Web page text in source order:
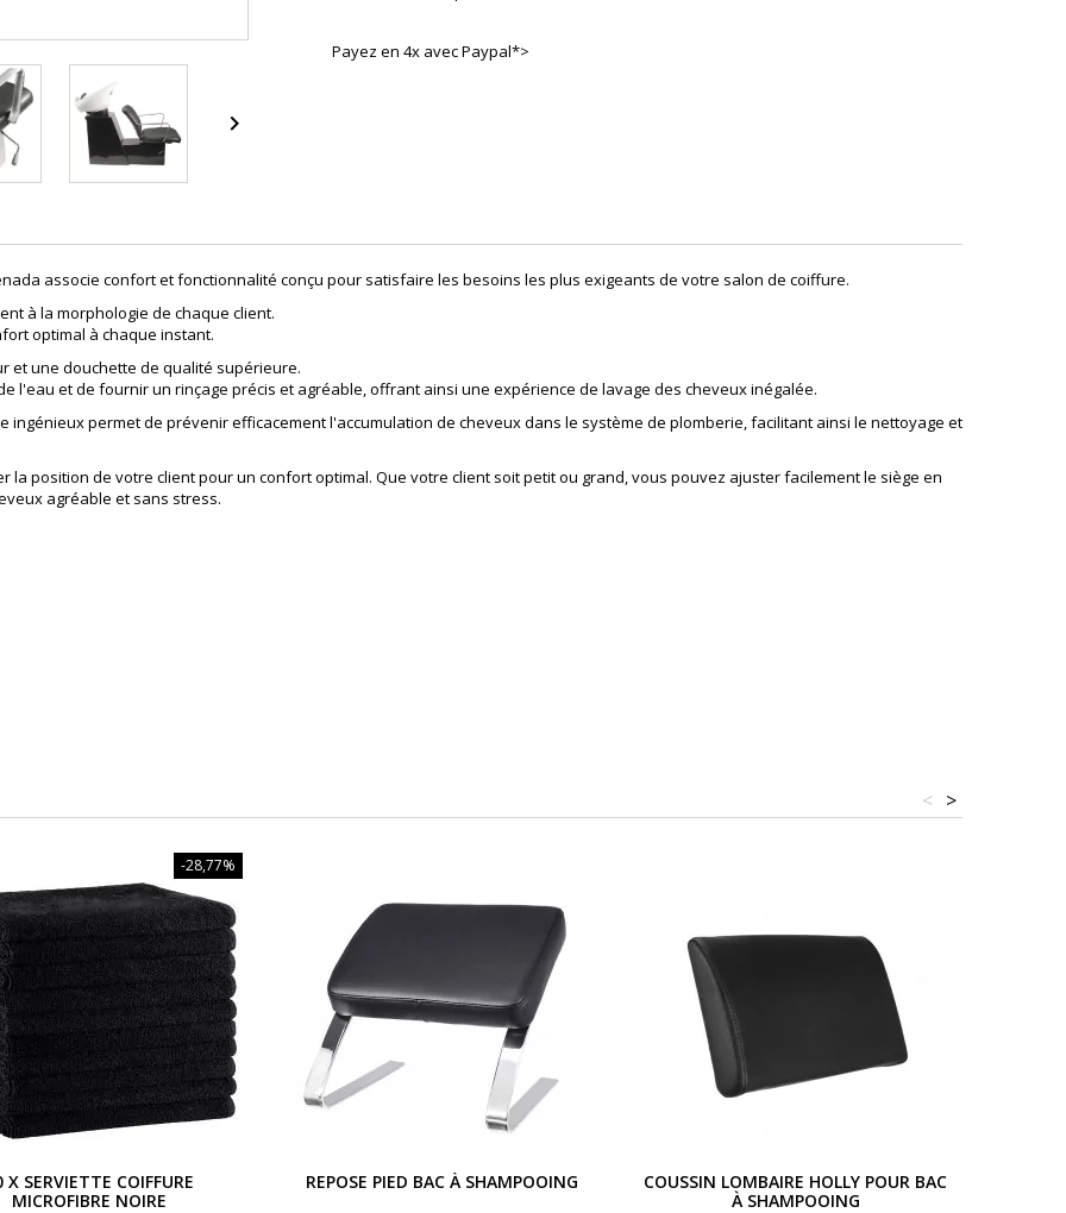

Payez en 4x avec Paypal*>
associe confort et fonctionnalité conçu pour satisfaire les besoins les plus exigeants de votre salon de coiffure.
à la morphologie de chaque client.
optimal à chaque instant.
et une douchette de qualité supérieure.
l'eau et de fournir un rinçage précis et agréable, offrant ainsi une expérience de lavage des cheveux inégalée.
ingénieux permet de prévenir efficacement l'accumulation de cheveux dans le système de plomberie, facilitant ainsi le nettoyage et
position de votre client pour un confort optimal. Que votre client soit petit ou grand, vous pouvez ajuster facilement le siège en
agréable et sans stress.
>
<
-28,77%
X SERVIETTE COIFFURE
MICROFIBRE NOIRE
REPOSE PIED BAC À SHAMPOOING
COUSSIN LOMBAIRE HOLLY POUR BAC
À SHAMPOOING